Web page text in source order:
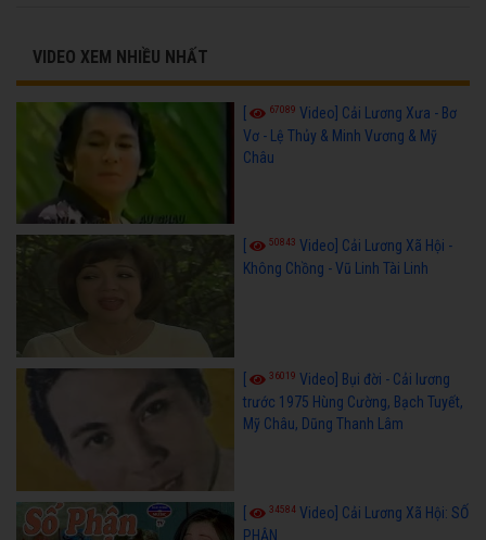
VIDEO XEM NHIỀU NHẤT
[ 67089 Video] Cải Lương Xưa - Bơ
Vơ - Lệ Thủy & Minh Vương & Mỹ
Châu
50843 Video] Cải Lương Xã Hội -
Không Chồng - Vũ Linh Tài Linh
36019 Video] Bụi đời - Cải lương
trước 1975 Hùng Cường, Bạch Tuyết,
Mỹ Châu, Dũng Thanh Lâm
34584 Video] Cải Lương Xã Hội: SỐ
PHẬN